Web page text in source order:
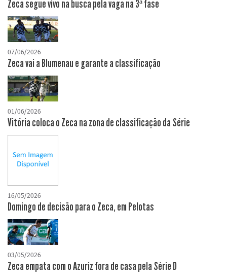
Zeca segue vivo na busca pela vaga na 3ª fase
07/06/2026
Zeca vai a Blumenau e garante a classificação
01/06/2026
Vitória coloca o Zeca na zona de classificação da Série
16/05/2026
Domingo de decisão para o Zeca, em Pelotas
03/05/2026
Zeca empata com o Azuriz fora de casa pela Série D